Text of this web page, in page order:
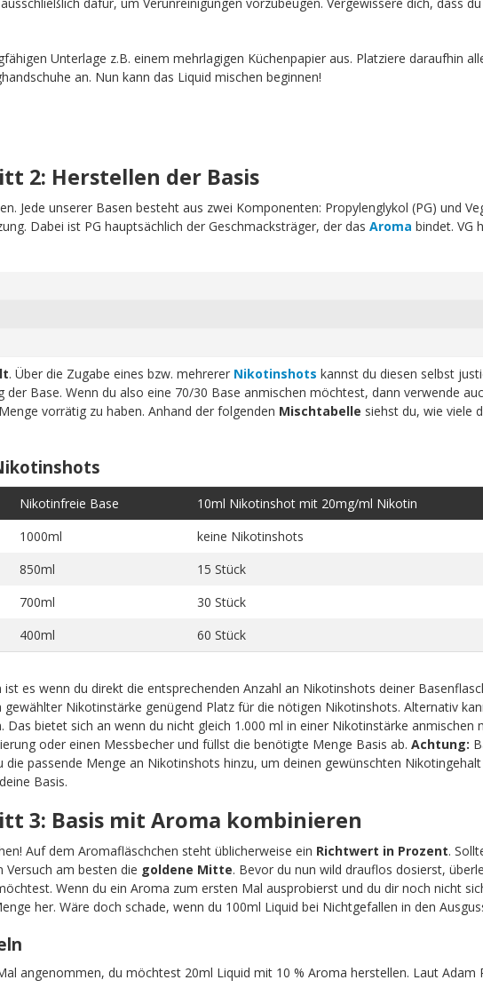
Unterlage z.B. einem mehrlagigen Küchenpapier aus. Platziere daraufhin
an. Nun kann das Liquid mischen beginnen!
2: Herstellen der Basis
Jede unserer Basen besteht aus zwei Komponenten: Propylenglykol (PG) und
Dabei ist PG hauptsächlich der Geschmacksträger, der das Aroma bindet. VG
. Über die Zugabe eines bzw. mehrerer Nikotinshots kannst du diesen selbst
Base. Wenn du also eine 70/30 Base anmischen möchtest, dann verwende
vorrätig zu haben. Anhand der folgenden Mischtabelle siehst du, wie viele
Nikotinfreie Base
10ml Nikotinshot mit 20mg/ml Nikotin
1000ml
keine Nikotinshots
850ml
15 Stück
700ml
30 Stück
400ml 60 Stück
es wenn du direkt die entsprechenden Anzahl an Nikotinshots deiner
Nikotinstärke genügend Platz für die nötigen Nikotinshots. Alternativ
Das bietet sich an wenn du nicht gleich 1.000 ml in einer Nikotinstärke anmischen
oder einen Messbecher und füllst die benötigte Menge Basis ab. Achtung:
passende Menge an Nikotinshots hinzu, um deinen gewünschten
Basis.
3: Basis mit Aroma kombinieren
Auf dem Aromafläschchen steht üblicherweise ein Richtwert in Prozent.
Versuch am besten die goldene Mitte. Bevor du nun wild drauflos dosierst,
Wenn du ein Aroma zum ersten Mal ausprobierst und du dir noch nicht
her. Wäre doch schade, wenn du 100ml Liquid bei Nichtgefallen in den
angenommen, du möchtest 20ml Liquid mit 10 % Aroma herstellen. Laut Adam